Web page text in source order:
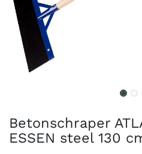
Betonschraper
ESSEN steel 130